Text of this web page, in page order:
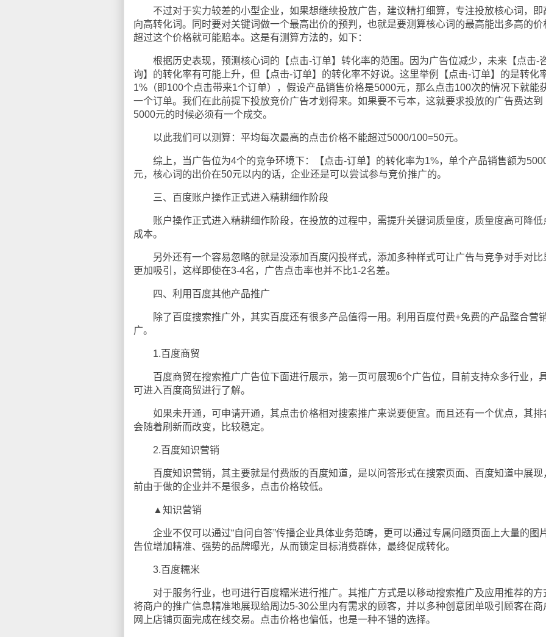
不过对于实力较差的小型企业，如果想继续投放广告，建议精打细算，专注投放核心词，即
向高转化词。同时要对关键词做一个最高出价的预判，也就是要测算核心词的最高能出多高的价
超过这个价格就可能赔本。这是有测算方法的，如下：
根据历史表现，预测核心词的【点击-订单】转化率的范围。因为广告位减少，未来【点击-
询】的转化率有可能上升，但【点击-订单】的转化率不好说。这里举例【点击-订单】的是转化
1%（即100个点击带来1个订单），假设产品销售价格是5000元，那么点击100次的情况下就能
一个订单。我们在此前提下投放竞价广告才划得来。如果要不亏本，这就要求投放的广告费达到
5000元的时候必须有一个成交。
以此我们可以测算：平均每次最高的点击价格不能超过5000/100=50元。
综上，当广告位为4个的竞争环境下：【点击-订单】的转化率为1%，单个产品销售额为
元，核心词的出价在50元以内的话，企业还是可以尝试参与竞价推广的。
三、百度账户操作正式进入精耕细作阶段
账户操作正式进入精耕细作阶段，在投放的过程中，需提升关键词质量度，质量度高可降低
成本。
另外还有一个容易忽略的就是没添加百度闪投样式，添加多种样式可让广告与竞争对手对比
更加吸引，这样即使在3-4名，广告点击率也并不比1-2名差。
四、利用百度其他产品推广
除了百度搜索推广外，其实百度还有很多产品值得一用。利用百度付费+免费的产品整合营
广。
1.百度商贸
百度商贸在搜索推广广告位下面进行展示，第一页可展现6个广告位，目前支持众多行业，
可进入百度商贸进行了解。
如果未开通，可申请开通，其点击价格相对搜索推广来说要便宜。而且还有一个优点，其排
会随着刷新而改变，比较稳定。
2.百度知识营销
百度知识营销，其主要就是付费版的百度知道，是以问答形式在搜索页面、百度知道中展现
前由于做的企业并不是很多，点击价格较低。
▲知识营销
企业不仅可以通过“自问自答”传播企业具体业务范畴，更可以通过专属问题页面上大量的图
告位增加精准、强势的品牌曝光，从而锁定目标消费群体，最终促成转化。
3.百度糯米
对于服务行业，也可进行百度糯米进行推广。其推广方式是以移动搜索推广及应用推荐的方
将商户的推广信息精准地展现给周边5-30公里内有需求的顾客，并以多种创意团单吸引顾客在商
网上店铺页面完成在线交易。点击价格也偏低，也是一种不错的选择。